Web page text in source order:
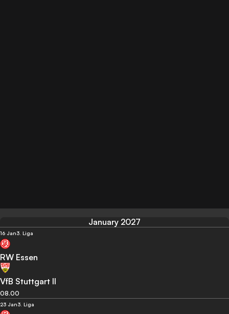
January 2027
16 Jan3. Liga
RW Essen
VfB Stuttgart II
08.00
23 Jan3. Liga